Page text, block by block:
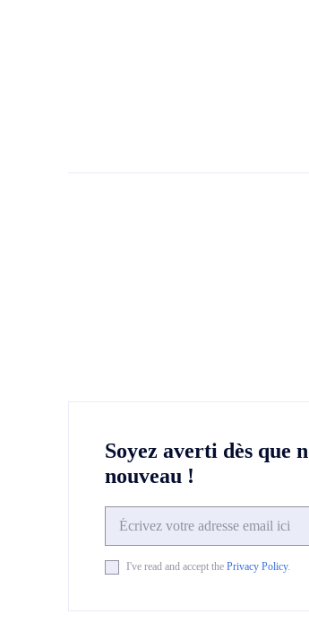
Soyez averti dès que
nouveau !
I've read and accept the Privacy Policy.